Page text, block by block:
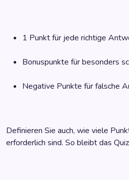
1 Punkt für jede richtige
Bonuspunkte für besonders
Negative Punkte für falsche
Definieren Sie auch, wie viele
erforderlich sind. So bleibt das